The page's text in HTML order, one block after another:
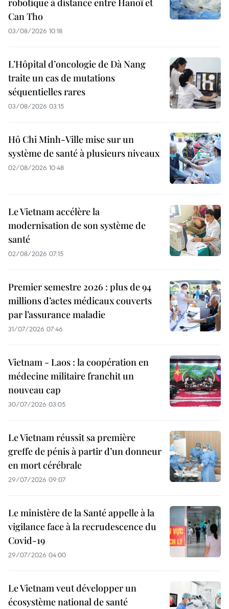
robotique à distance entre Hanoï et
Can Tho
03/08/2026 10:18
L’Hôpital d’oncologie de Dà Nang
traite un cas de mutations
séquentielles rares
03/08/2026 03:15
Hô Chi Minh-Ville mise sur un
système de santé à plusieurs niveaux
02/08/2026 10:48
Le Vietnam accélère la
modernisation de son système de
santé
02/08/2026 07:15
Premier semestre 2026 : plus de 94
millions d’actes médicaux couverts
par l’assurance maladie
31/07/2026 07:46
Vietnam - Laos : la coopération en
médecine militaire franchit un
nouveau cap
30/07/2026 03:05
Le Vietnam réussit sa première
greffe de pénis à partir d’un donneur
en mort cérébrale
29/07/2026 09:07
Le ministère de la Santé appelle à la
vigilance face à la recrudescence du
Covid-19
29/07/2026 04:00
Le Vietnam veut développer un
écosystème national de santé